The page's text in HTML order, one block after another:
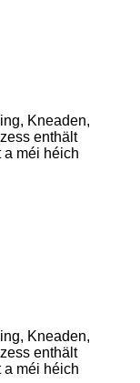
Kneaden,
enthält
méi héich
Kneaden,
enthält
méi héich